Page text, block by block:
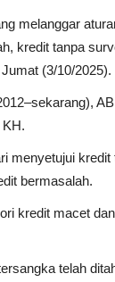
melanggar
kredit tanpa
(3/10/2025).
menyetujui
bermasalah.
kredit macet
telah